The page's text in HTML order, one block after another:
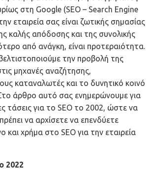
στη Google (SEO – Search Engine
εταιρεία σας είναι ζωτικής σημασίας
καλής απόδοσης και της συνολικής
από ανάγκη, είναι προτεραιότητα.
την προβολή της
μηχανές αναζήτησης,
καταναλωτές και το δυνητικό κοινό
άρθρο αυτό σας ενημερώνουμε για
τάσεις για το SEO το 2002, ώστε να
να αρχίσετε να επενδύετε
και χρήμα στο SEO για την εταιρεία
2022